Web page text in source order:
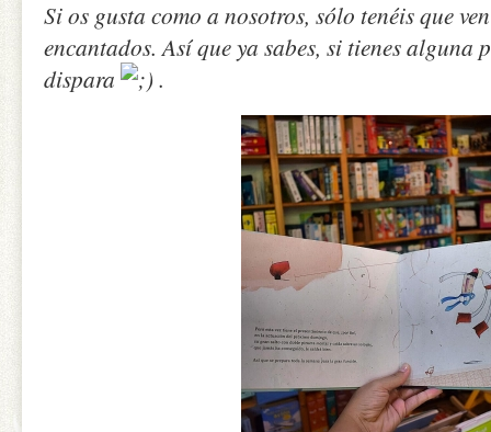
Si os gusta como a nosotros, sólo tenéis que
encantados. Así que ya sabes, si tienes alguna
dispara
.